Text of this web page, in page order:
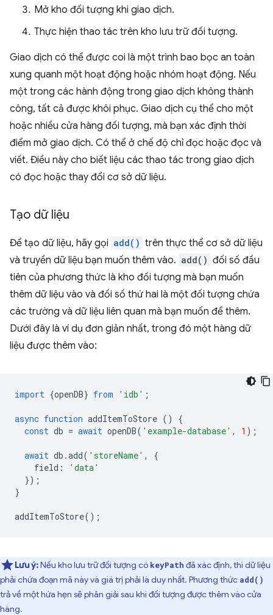
Mở kho đối tượng khi giao dịch.
Thực hiện thao tác trên kho lưu trữ đối tượng.
Giao dịch có thể được coi là một trình bao bọc an toàn
xung quanh một hoạt động hoặc nhóm hoạt động. Nếu
một trong các hành động trong giao dịch không thành
công, tất cả được khôi phục. Giao dịch cụ thể cho một
hoặc nhiều cửa hàng đối tượng, mà bạn xác định thời
điểm mở giao dịch. Có thể ở chế độ chỉ đọc hoặc đọc và
viết. Điều này cho biết liệu các thao tác trong giao dịch
có đọc hoặc thay đổi cơ sở dữ liệu.
Tạo dữ liệu
Để tạo dữ liệu, hãy gọi add() trên thực thể cơ sở dữ liệu
và truyền dữ liệu bạn muốn thêm vào. add() đối số đầu
tiên của phương thức là kho đối tượng mà bạn muốn
thêm dữ liệu vào và đối số thứ hai là một đối tượng chứa
các trường và dữ liệu liên quan mà bạn muốn để thêm.
Dưới đây là ví dụ đơn giản nhất, trong đó một hàng dữ
liệu được thêm vào:
import {openDB} from 'idb' ;
async function addItemToStore ()
{
const db = await openDB( 'example-database' , 1 );
await db .add( 'storeName' ,
{
field :
'data'
});
}
addItemToStore();
Lưu ý:Nếu kho lưu trữ đối tượng có keyPath đã xác định, thì dữ liệu
phải chứa đoạn mã này và giá trị phải là duy nhất. Phương thức add()
trả về một hứa hẹn sẽ phân giải sau khi đối tượng được thêm vào cửa
hàng.